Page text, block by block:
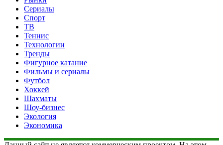
Сериалы
Спорт
ТВ
Теннис
Технологии
Тренды
Фигурное катание
Фильмы и сериалы
Футбол
Хоккей
Шахматы
Шоу-бизнес
Экология
Экономика